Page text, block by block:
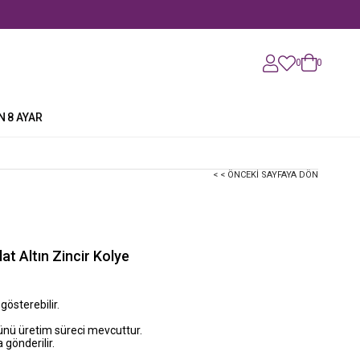
0 0
8 AYAR
< < ÖNCEKI SAYFAYA DÖN
Altın Zincir Kolye
üretim süreci mevcuttur.
gönderilir.